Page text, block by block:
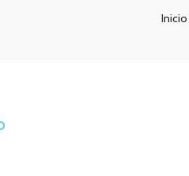
Inicio